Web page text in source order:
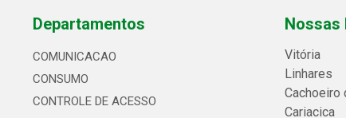
Departamentos
COMUNICACAO
CONSUMO
CONTROLE DE ACESSO
Nossas
Vitória
Linhares
Cachoeiro
Cariacica